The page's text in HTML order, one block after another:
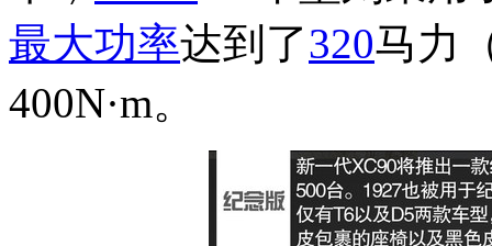
最大功率达到了320马力
400N·m。